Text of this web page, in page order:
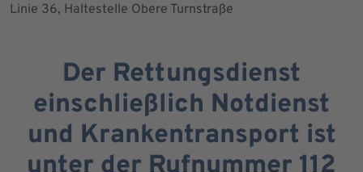
Linie 36, Haltestelle Obere Turnstraße
Der Rettungsdienst
einschließlich Notdienst
und Krankentransport ist